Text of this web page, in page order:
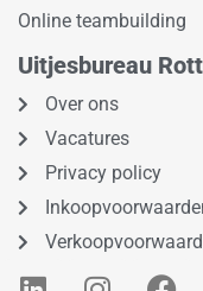
Online teambuilding
Uitjesbureau
Over ons
Vacatures
Privacy policy
L
I
F